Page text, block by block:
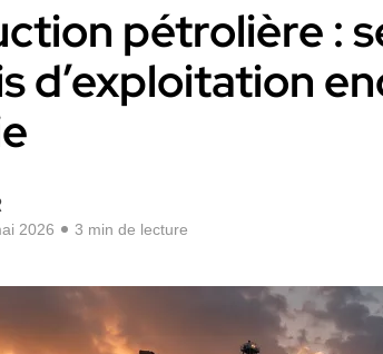
pétrolière :
d’exploitation
2026 3 min de lecture